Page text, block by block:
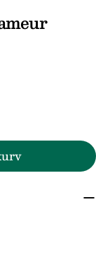
Freedom